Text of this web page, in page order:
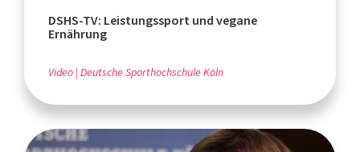
DSHS-TV: Leistungssport und vegane
Ernährung
Video Deutsche Sporthochschule Köln